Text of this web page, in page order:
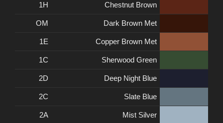
Chestnut Brown
1H
Dark Brown Met
OM
Copper Brown Met
1E
Sherwood Green
1C
Deep Night Blue
2D
Slate Blue
2C
Mist Silver
2A